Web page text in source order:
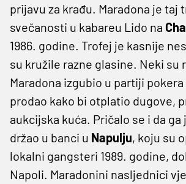
prijavu za krađu. Maradona je taj
svečanosti u kabareu Lido na
1986. godine. Trofej je kasnije
su kružile razne glasine. Neki su
Maradona izgubio u partiji
prodao kako bi otplatio dugove,
aukcijska kuća. Pričalo se i da ga
držao u banci u Napulju, koju su
lokalni gangsteri 1989. godine,
Napoli. Maradonini nasljednici